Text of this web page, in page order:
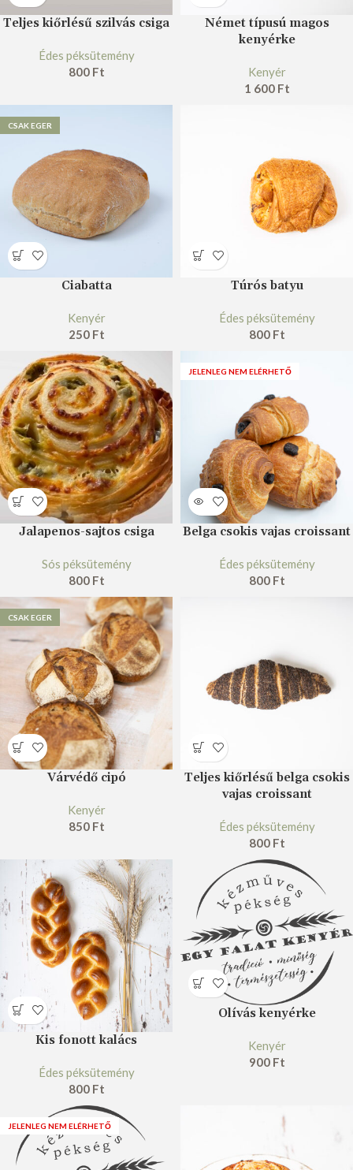
Teljes kiőrlésű szilvás csiga
Édes péksütemény
800 Ft
Német típusú magos
kenyérke
Kenyér
1 600 Ft
CSAK EGER
Ciabatta
Kenyér
250 Ft
Túrós batyu
Édes péksütemény
800 Ft
Jalapenos-sajtos csiga
Sós péksütemény
800 Ft
JELENLEG NEM ELÉRHETŐ
Belga csokis vajas croissant
Édes péksütemény
800 Ft
CSAK EGER
Várvédő cipó
Kenyér
850 Ft
Teljes kiőrlésű belga csokis
vajas croissant
Édes péksütemény
800 Ft
Kis fonott kalács
Édes péksütemény
800 Ft
Olívás kenyérke
Kenyér
900 Ft
JELENLEG NEM ELÉRHETŐ